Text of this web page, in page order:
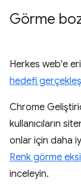
Görme
Herkes web'e
hedefi
Chrome
kullanıcıların
onlar için daha
Renk görme
inceleyin.